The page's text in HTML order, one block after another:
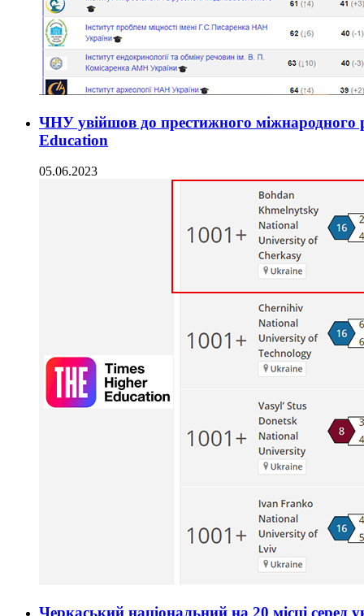
ЧНУ увійшов до престижного міжнародного
Education
05.06.2023
Черкаський національний на 20 місці серед